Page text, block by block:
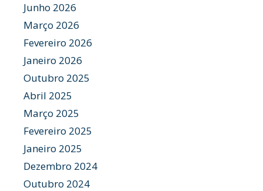
Junho 2026
Março 2026
Fevereiro 2026
Janeiro 2026
Outubro 2025
Abril 2025
Março 2025
Fevereiro 2025
Janeiro 2025
Dezembro 2024
Outubro 2024